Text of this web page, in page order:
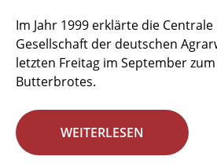
Im Jahr 1999 erklärte die
Gesellschaft der deutschen
letzten Freitag im September
Butterbrotes.
WEITERLESEN